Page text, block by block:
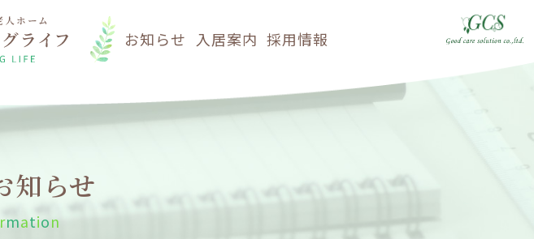
お知らせ 入居案内 採用情報
知らせ
rmation